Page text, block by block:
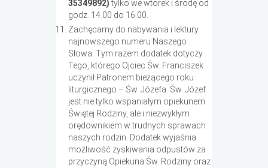
35349892)tylko we wtorek i środę od
godz. 14.00 do 16.00.
Zachęcamy do nabywania i lektury
najnowszego numeru Naszego
Słowa. Tym razem dodatek dotyczy
Tego, którego Ojciec Św. Franciszek
uczynił Patronem bieżącego roku
liturgicznego – Św. Józefa. Św. Józef
jest nie tylko wspaniałym opiekunem
Świętej Rodziny, ale i niezwykłym
orędownikiem w trudnych sprawach
naszych rodzin. Dodatek wyjaśnia
możliwość zyskiwania odpustów za
przyczyną Opiekuna Św. Rodziny oraz